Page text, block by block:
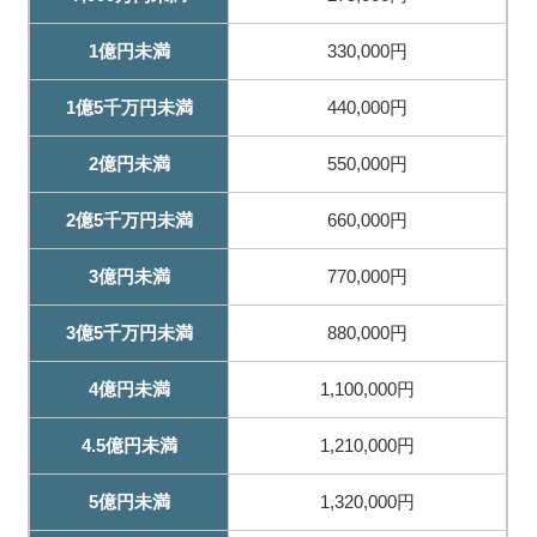
1億円未満 330,000円
1億5千万円未満 440,000円
2億円未満 550,000円
2億5千万円未満 660,000円
3億円未満 770,000円
3億5千万円未満 880,000円
4億円未満 1,100,000円
4.5億円未満 1,210,000円
5億円未満 1,320,000円